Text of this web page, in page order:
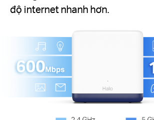
độ internet nhanh hơn.